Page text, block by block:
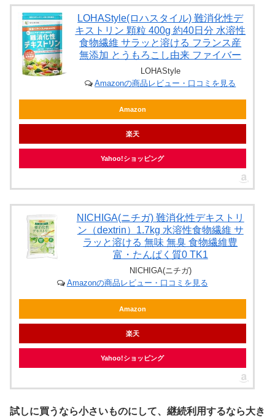
LOHAStyle(ロハスタイル) 難消化性デ
キストリン 顆粒 400g 約40日分 水溶性
食物繊維 サラッと溶ける フランス産
無添加 とうもろこし由来 ファイバー
LOHAStyle
Amazonの商品レビュー・口コミを見る
Amazon
楽天
Yahoo!ショッピング
NICHIGA(ニチガ) 難消化性デキストリ
ン（dextrin）1.7kg 水溶性食物繊維 サ
ラッと溶ける 無味 無臭 食物繊維豊
富・たんぱく質0 TK1
NICHIGA(ニチガ)
Amazonの商品レビュー・口コミを見る
Amazon
楽天
Yahoo!ショッピング
試しに買うなら小さいものにして、継続利用するなら大き